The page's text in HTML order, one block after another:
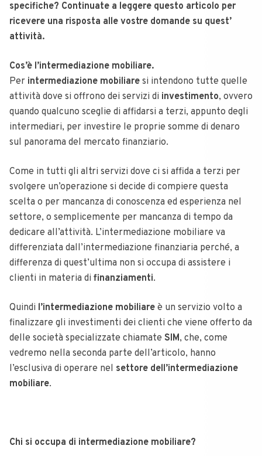
specifiche? Continuate a leggere questo articolo per
ricevere una risposta alle vostre domande su quest’
attività.
Cos’è l’intermediazione mobiliare.
Per intermediazione mobiliare si intendono tutte quelle
attività dove si offrono dei servizi di investimento, ovvero
quando qualcuno sceglie di affidarsi a terzi, appunto degli
intermediari, per investire le proprie somme di denaro
sul panorama del mercato finanziario.
Come in tutti gli altri servizi dove ci si affida a terzi per
svolgere un’operazione si decide di compiere questa
scelta o per mancanza di conoscenza ed esperienza nel
settore, o semplicemente per mancanza di tempo da
dedicare all’attività. L’intermediazione mobiliare va
differenziata dall’intermediazione finanziaria perché, a
differenza di quest’ultima non si occupa di assistere i
clienti in materia di finanziamenti.
Quindi l’intermediazione mobiliare è un servizio volto a
finalizzare gli investimenti dei clienti che viene offerto da
delle società specializzate chiamate SIM, che, come
vedremo nella seconda parte dell’articolo, hanno
l’esclusiva di operare nel settore dell’intermediazione
mobiliare.
Chi si occupa di intermediazione mobiliare?